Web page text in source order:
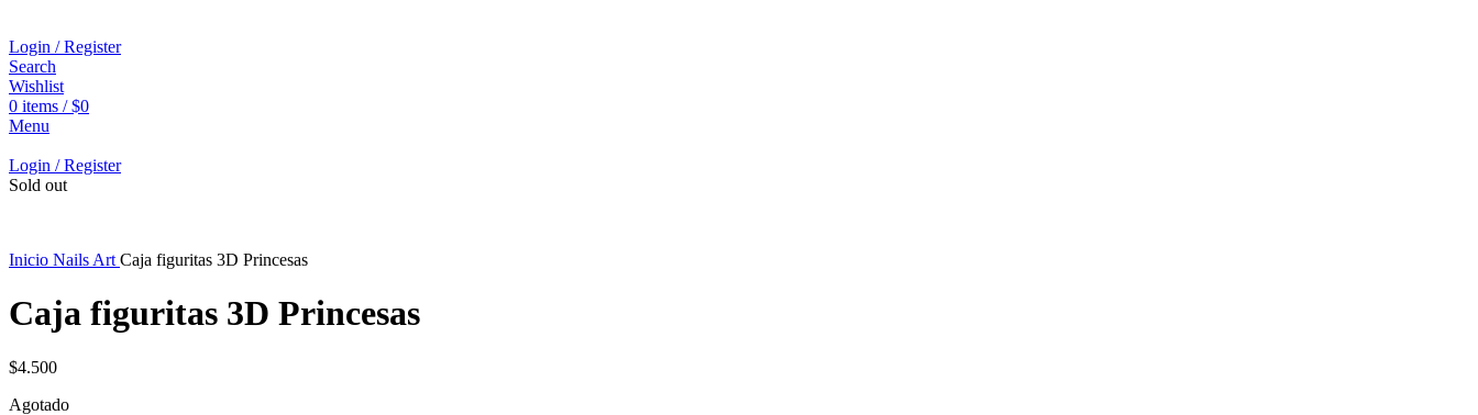
Login / Register
Search
Wishlist
0 items / $0
Menu
Login / Register
Sold out
Inicio Nails Art Caja figuritas 3D Princesas
Caja figuritas 3D Princesas
$4.500
Agotado